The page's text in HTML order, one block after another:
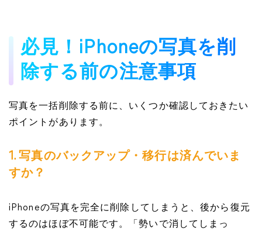
必見！iPhoneの写真を削
除する前の注意事項
写真を一括削除する前に、いくつか確認しておきたい
ポイントがあります。
1. 写真のバックアップ・移行は済んでいま
すか？
iPhoneの写真を完全に削除してしまうと、後から復元
するのはほぼ不可能です。「勢いで消してしまっ